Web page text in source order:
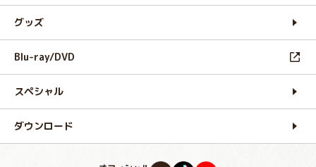
グッズ
Blu-ray/DVD
スペシャル
ダウンロード